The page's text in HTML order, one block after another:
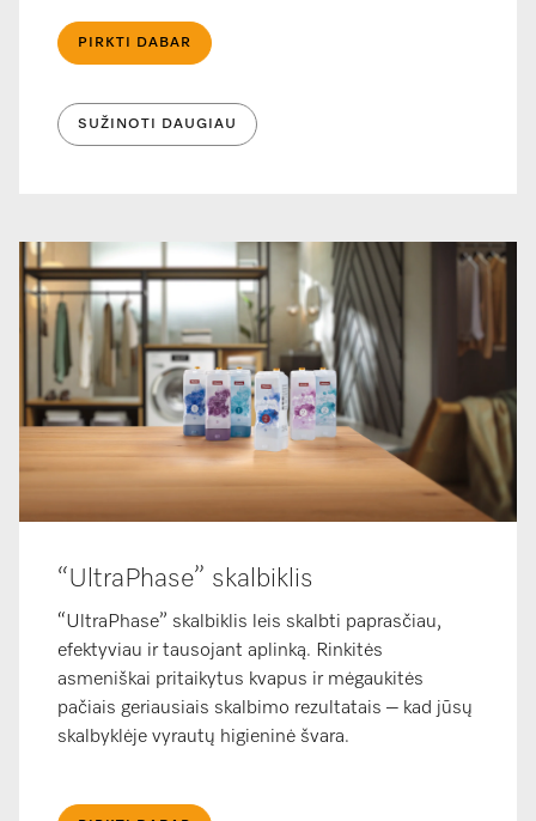
PIRKTI DABAR
SUŽINOTI DAUGIAU
“UltraPhase” skalbiklis
“UltraPhase” skalbiklis leis skalbti paprasčiau,
efektyviau ir tausojant aplinką. Rinkitės
asmeniškai pritaikytus kvapus ir mėgaukitės
pačiais geriausiais skalbimo rezultatais – kad jūsų
skalbyklėje vyrautų higieninė švara.